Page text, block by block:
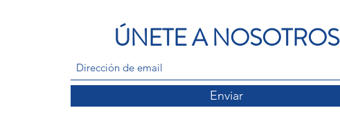
ÚNETE A NOSOTROS
Enviar